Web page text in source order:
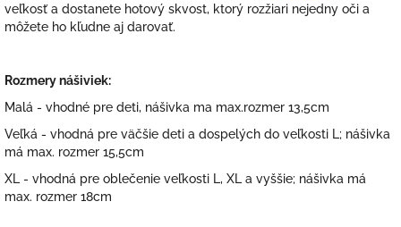
veľkosť a dostanete hotový skvost, ktorý rozžiari nejedny oči a
môžete ho kľudne aj darovať.
Rozmery nášiviek:
Malá - vhodné pre deti, nášivka ma max.rozmer 13,5cm
Veľká - vhodná pre väčšie deti a dospelých do veľkosti L; nášivka
má max. rozmer 15,5cm
XL - vhodná pre oblečenie veľkosti L, XL a vyššie; nášivka má
max. rozmer 18cm